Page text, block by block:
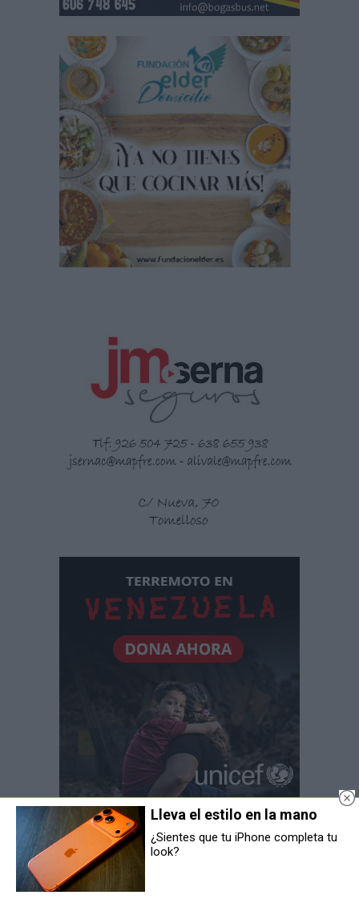
Lleva el estilo en la mano
¿Sientes que tu iPhone completa tu
look?